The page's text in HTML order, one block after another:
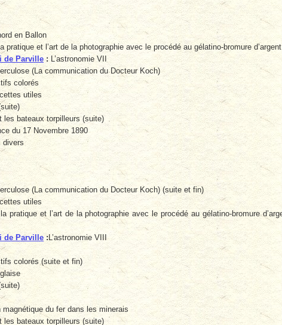
en Ballon
pratique et l’art de la photographie avec le procédé au gélatino-bromure
de Parville : L’astronomie VII
(La communication du Docteur Koch)
colorés
utiles
les bateaux torpilleurs (suite)
du 17 Novembre 1890
divers
(La communication du Docteur Koch) (suite et fin)
utiles
pratique et l’art de la photographie avec le procédé au gélatino-bromure
de Parville :L’astronomie VIII
colorés (suite et fin)
du fer dans les minerais
les bateaux torpilleurs (suite)